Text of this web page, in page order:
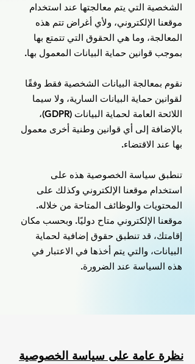
الشخصية التي يتم معالجتها عند استخدام
موقعنا الإلكتروني، ولأي أغراض تتم هذه
المعالجة، وما هي الحقوق التي تتمتع بها
بموجب قوانين حماية البيانات المعمول بها.
نقوم بمعالجة البيانات الشخصية فقط وفقًا
لقوانين حماية البيانات السارية، ولا سيما
اللائحة العامة لحماية البيانات (GDPR)،
بالإضافة إلى أي قوانين وطنية أخرى معمول
بها عند الاقتضاء.
تنطبق سياسة الخصوصية هذه على
استخدام موقعنا الإلكتروني وكذلك على
المحتويات والوظائف المتاحة من خلاله.
موقعنا الإلكتروني متاح دوليًا. وبحسب مكان
إقامتك، قد تنطبق حقوق إضافية لحماية
البيانات، والتي يتم أخذها في الاعتبار في
هذه السياسة عند الضرورة.
نظرة عامة على سياسة الخصوصية